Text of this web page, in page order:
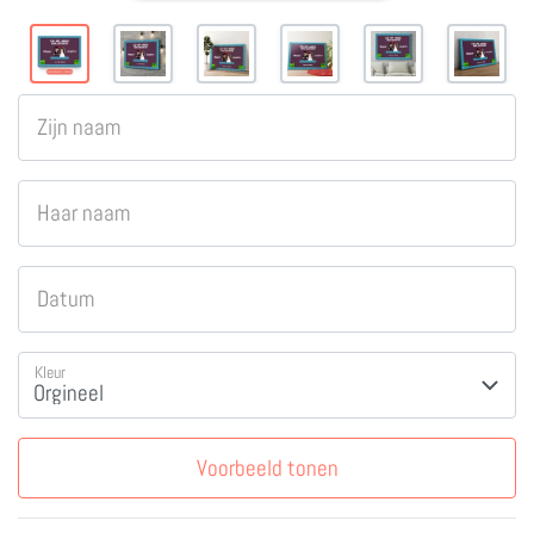
Zijn naam
Haar naam
Datum
Kleur
Voorbeeld tonen